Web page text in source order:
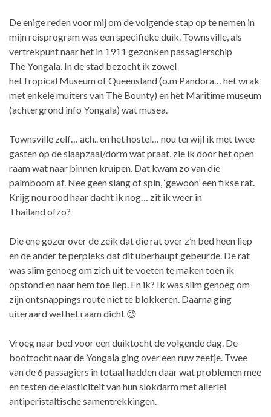
De enige reden voor mij om de volgende stap op te nemen in
mijn reisprogram was een specifieke duik. Townsville, als
vertrekpunt naar het in 1911 gezonken passagierschip
The Yongala. In de stad bezocht ik zowel
hetTropical Museum of Queensland (o.m Pandora… het wrak
met enkele muiters van The Bounty) en het Maritime museum
(achtergrond info Yongala) wat musea.
Townsville zelf… ach.. en het hostel… nou terwijl ik met twee
gasten op de slaapzaal/dorm wat praat, zie ik door het open
raam wat naar binnen kruipen. Dat kwam zo van die
palmboom af. Nee geen slang of spin, ‘gewoon’ een fikse rat.
Krijg nou rood haar dacht ik nog… zit ik weer in
Thailand ofzo?
Die ene gozer over de zeik dat die rat over z’n bed heen liep
en de ander te perpleks dat dit uberhaupt gebeurde. De rat
was slim genoeg om zich uit te voeten te maken toen ik
opstond en naar hem toe liep. En ik? Ik was slim genoeg om
zijn ontsnappings route niet te blokkeren. Daarna ging
uiteraard wel het raam dicht 😉
Vroeg naar bed voor een duiktocht de volgende dag. De
boottocht naar de Yongala ging over een ruw zeetje. Twee
van de 6 passagiers in totaal hadden daar wat problemen mee
en testen de elasticiteit van hun slokdarm met allerlei
antiperistaltische samentrekkingen.